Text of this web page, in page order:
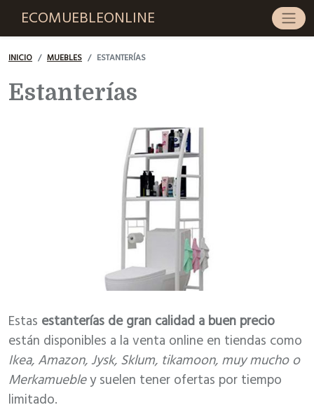
ECOMUEBLEONLINE
INICIO MUEBLES ESTANTERÍAS
Estanterías
Estas estanterías de gran calidad a buen precio
están disponibles a la venta online en tiendas como
Ikea, Amazon, Jysk, Sklum, tikamoon, muy mucho o
Merkamuebley suelen tener ofertas por tiempo
limitado.